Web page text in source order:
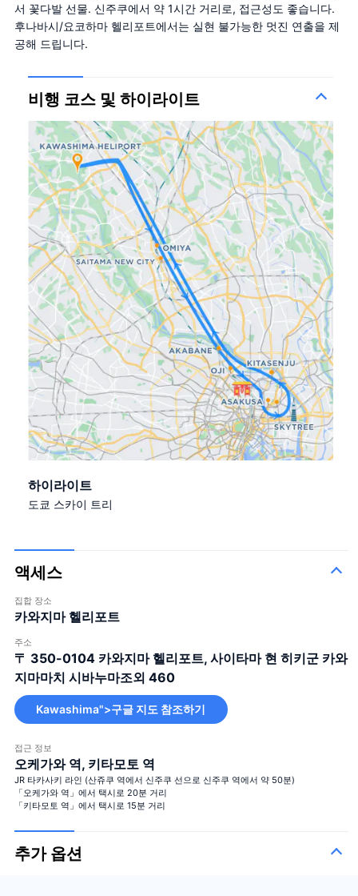
서 꽃다발 선물. 신주쿠에서 약 1시간 거리로, 접근성도 좋습니다.
후나바시/요코하마 헬리포트에서는 실현 불가능한 멋진 연출을 제
공해 드립니다.
비행 코스 및 하이라이트
하이라이트
도쿄 스카이 트리
액세스
집합 장소
카와지마 헬리포트
주소
〒 350-0104 카와지마 헬리포트, 사이타마 현 히키군 카와
지마마치 시바누마조외 460
Kawashima">구글 지도 참조하기
접근 정보
오케가와 역, 키타모토 역
JR 타카사키 라인 (산쥬쿠 역에서 신주쿠 선으로 신주쿠 역에서 약 50분)
「오케가와 역」에서 택시로 20분 거리
「키타모토 역」에서 택시로 15분 거리
추가 옵션